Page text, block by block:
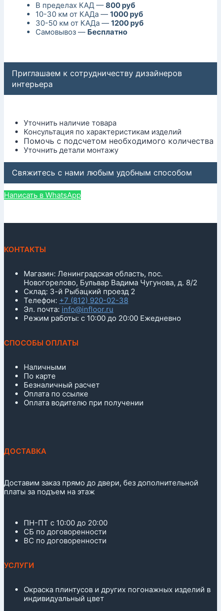
В пределах КАД — 800 руб
10-30 км от КАДа — 1000 руб
30-50 км от КАДа — 1200 руб
Самовывоз — Бесплатно
Приглашаем к сотрудничеству дизайнеров
интерьера
Уточнить наличие товара
Консультация по характеристикам изделий
Помочь с подсчетом необходимого количества
Уточнить детали монтажу
Свяжитесь с нами любым удобным способом
Написать в WhatsApp
КОНТАКТЫ
Магазин: Ленинградская область, пос.
Новогорелово, Бульвар Вадима Чугунова, д. 8/2
Склад: 3-й Рыбацкий проезд 2
Телефон: +7 (812) 920-02-38
Эл. почта: info@infloor.ru
Режим работы: с 10:00 до 20:00 Ежедневно
СПОСОБЫ ОПЛАТЫ
Наличными
По карте
Безналичный расчет
Оплата по ссылке
Оплата водителю при получении
ДОСТАВКА
Доставим заказ прямо до двери, без дополнительной
платы за подъем на этаж
ПН-ПТ с 10:00 до 20:00
СБ по договоренности
ВС по договоренности
УСЛУГИ
Окраска плинтусов и других погонажных изделий в
индивидуальный цвет